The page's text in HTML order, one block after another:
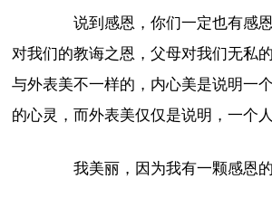
说到感恩，你们一定也有感恩
对我们的教诲之恩，父母对我们无私
与外表美不一样的，内心美是说明一
的心灵，而外表美仅仅是说明，一个
我美丽，因为我有一颗感恩的